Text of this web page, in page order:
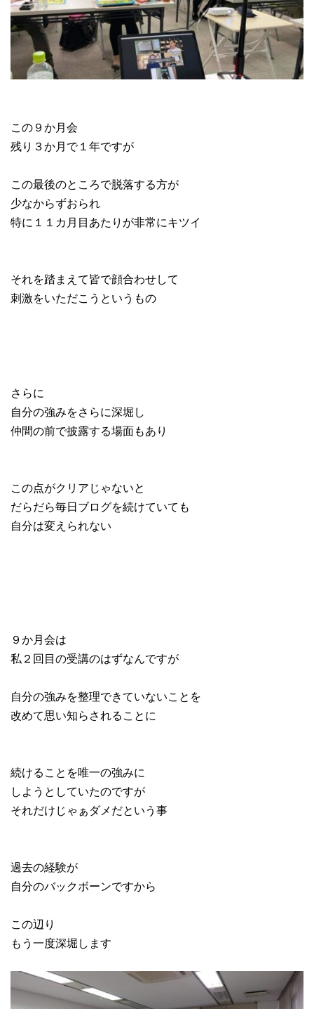
この９か月会
残り３か月で１年ですが
この最後のところで脱落する方が
少なからずおられ
特に１１カ月目あたりが非常にキツイ
それを踏まえて皆で顔合わせして
刺激をいただこうというもの
さらに
自分の強みをさらに深堀し
仲間の前で披露する場面もあり
この点がクリアじゃないと
だらだら毎日ブログを続けていても
自分は変えられない
９か月会は
私２回目の受講のはずなんですが
自分の強みを整理できていないことを
改めて思い知らされることに
続けることを唯一の強みに
しようとしていたのですが
それだけじゃぁダメだという事
過去の経験が
自分のバックボーンですから
この辺り
もう一度深堀します